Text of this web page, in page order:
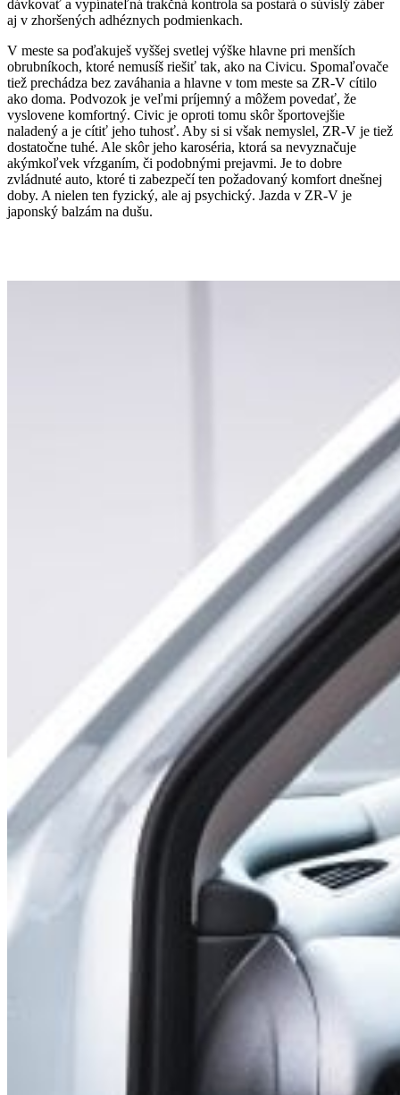
dávkovať a vypínateľná trakčná kontrola sa postará o súvislý záber
aj v zhoršených adhéznych podmienkach.
V meste sa poďakuješ vyššej svetlej výške hlavne pri menších
obrubníkoch, ktoré nemusíš riešiť tak, ako na Civicu. Spomaľovače
tiež prechádza bez zaváhania a hlavne v tom meste sa ZR-V cítilo
ako doma. Podvozok je veľmi príjemný a môžem povedať, že
vyslovene komfortný. Civic je oproti tomu skôr športovejšie
naladený a je cítiť jeho tuhosť. Aby si si však nemyslel, ZR-V je tiež
dostatočne tuhé. Ale skôr jeho karoséria, ktorá sa nevyznačuje
akýmkoľvek vŕzganím, či podobnými prejavmi. Je to dobre
zvládnuté auto, ktoré ti zabezpečí ten požadovaný komfort dnešnej
doby. A nielen ten fyzický, ale aj psychický. Jazda v ZR-V je
japonský balzám na dušu.